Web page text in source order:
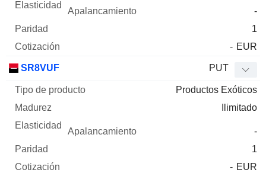
-
1
- EUR
SR8VUF PUT
Productos Exóticos
Ilimitado
-
1
- EUR